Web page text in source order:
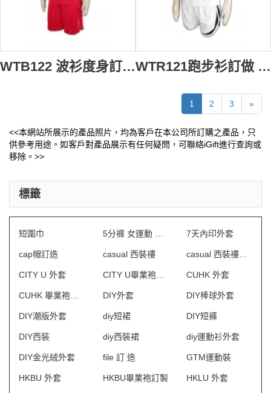
WTB122 波衫度身訂造 波衫 旺角 波衫印製 波衫網 紅色 WTR121跑步衫訂做 波衫鋪 波衫 印字 跑步衫製造商 hk 白色
1 2 3 »
<<本網站所展示的產品照片，均為客戶在本公司所訂購之產品，只
供參考用途。如客戶對產品展示有任何疑問，可聯絡iGift進行查詢或
移除。>>
標籤
短圍巾 7天內印外套
cap帽訂造 casual 西裝褸
CITY U 外套 CUHK 外套
DIY外套 DIY棒球外套
DIY潮版外套 diy短裙 DIY短褲
DIY西裝 diy西裝裙 diy運動衫外套
DIY金光絨外套 file 訂 造 GTM運動裝
HKBU 外套 HKBU畢業袍訂製 HKLU 外套